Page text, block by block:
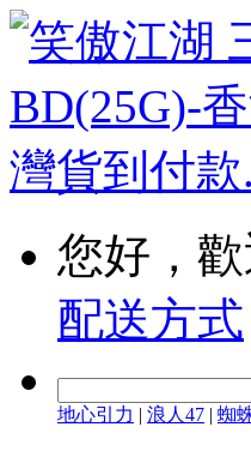
您好，
配送方式
地心引力 | 浪人47 | 蜘